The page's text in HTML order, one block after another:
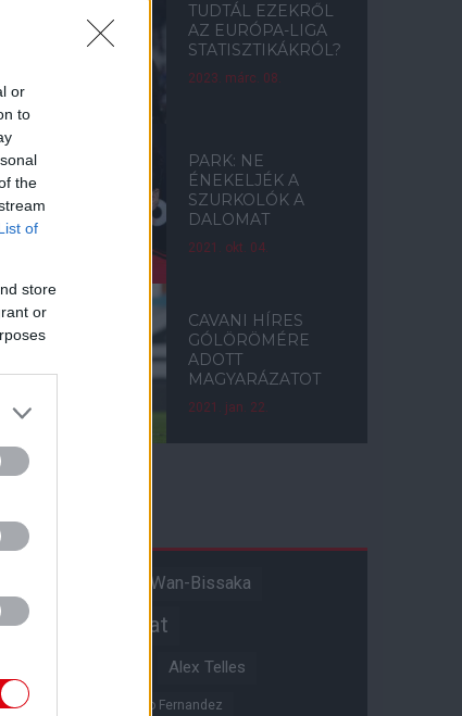
or
to
the
of
store
or
TUDTÁL EZEKRŐL
AZ EURÓPA-LIGA
STATISZTIKÁKRÓL?
2023. márc. 08.
PARK: NE
ÉNEKELJÉK A
SZURKOLÓK A
DALOMAT
2021. okt. 04.
CAVANI HÍRES
GÓLÖRÖMÉRE
ADOTT
MAGYARÁZATOT
2021. jan. 22.
Aaron Wan-Bissaka
csapat
Alex Telles
Altay Bayindir Alvaro Fernandez